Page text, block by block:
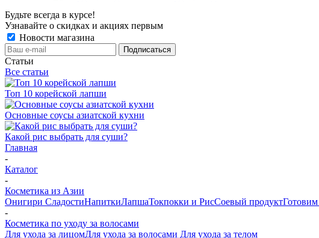
Будьте всегда в курсе!
Узнавайте о скидках и акциях первым
Новости магазина
Статьи
Все статьи
Топ 10 корейской лапши
Основные соусы азиатской кухни
Какой рис выбрать для суши?
Главная
-
Каталог
-
Косметика из Азии
Онигири СладостиНапиткиЛапшаТокпокки и РисСоевый продукт
-
Косметика по уходу за волосами
Для ухода за лицомДля ухода за волосами Для ухода за телом